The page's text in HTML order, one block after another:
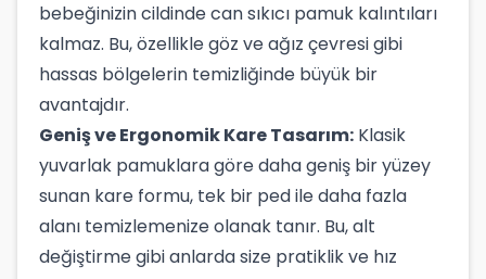
bebeğinizin cildinde can sıkıcı pamuk kalıntıları
kalmaz. Bu, özellikle göz ve ağız çevresi gibi
hassas bölgelerin temizliğinde büyük bir
avantajdır.
Geniş ve Ergonomik Kare Tasarım: Klasik
yuvarlak pamuklara göre daha geniş bir yüzey
sunan kare formu, tek bir ped ile daha fazla
alanı temizlemenize olanak tanır. Bu, alt
değiştirme gibi anlarda size pratiklik ve hız